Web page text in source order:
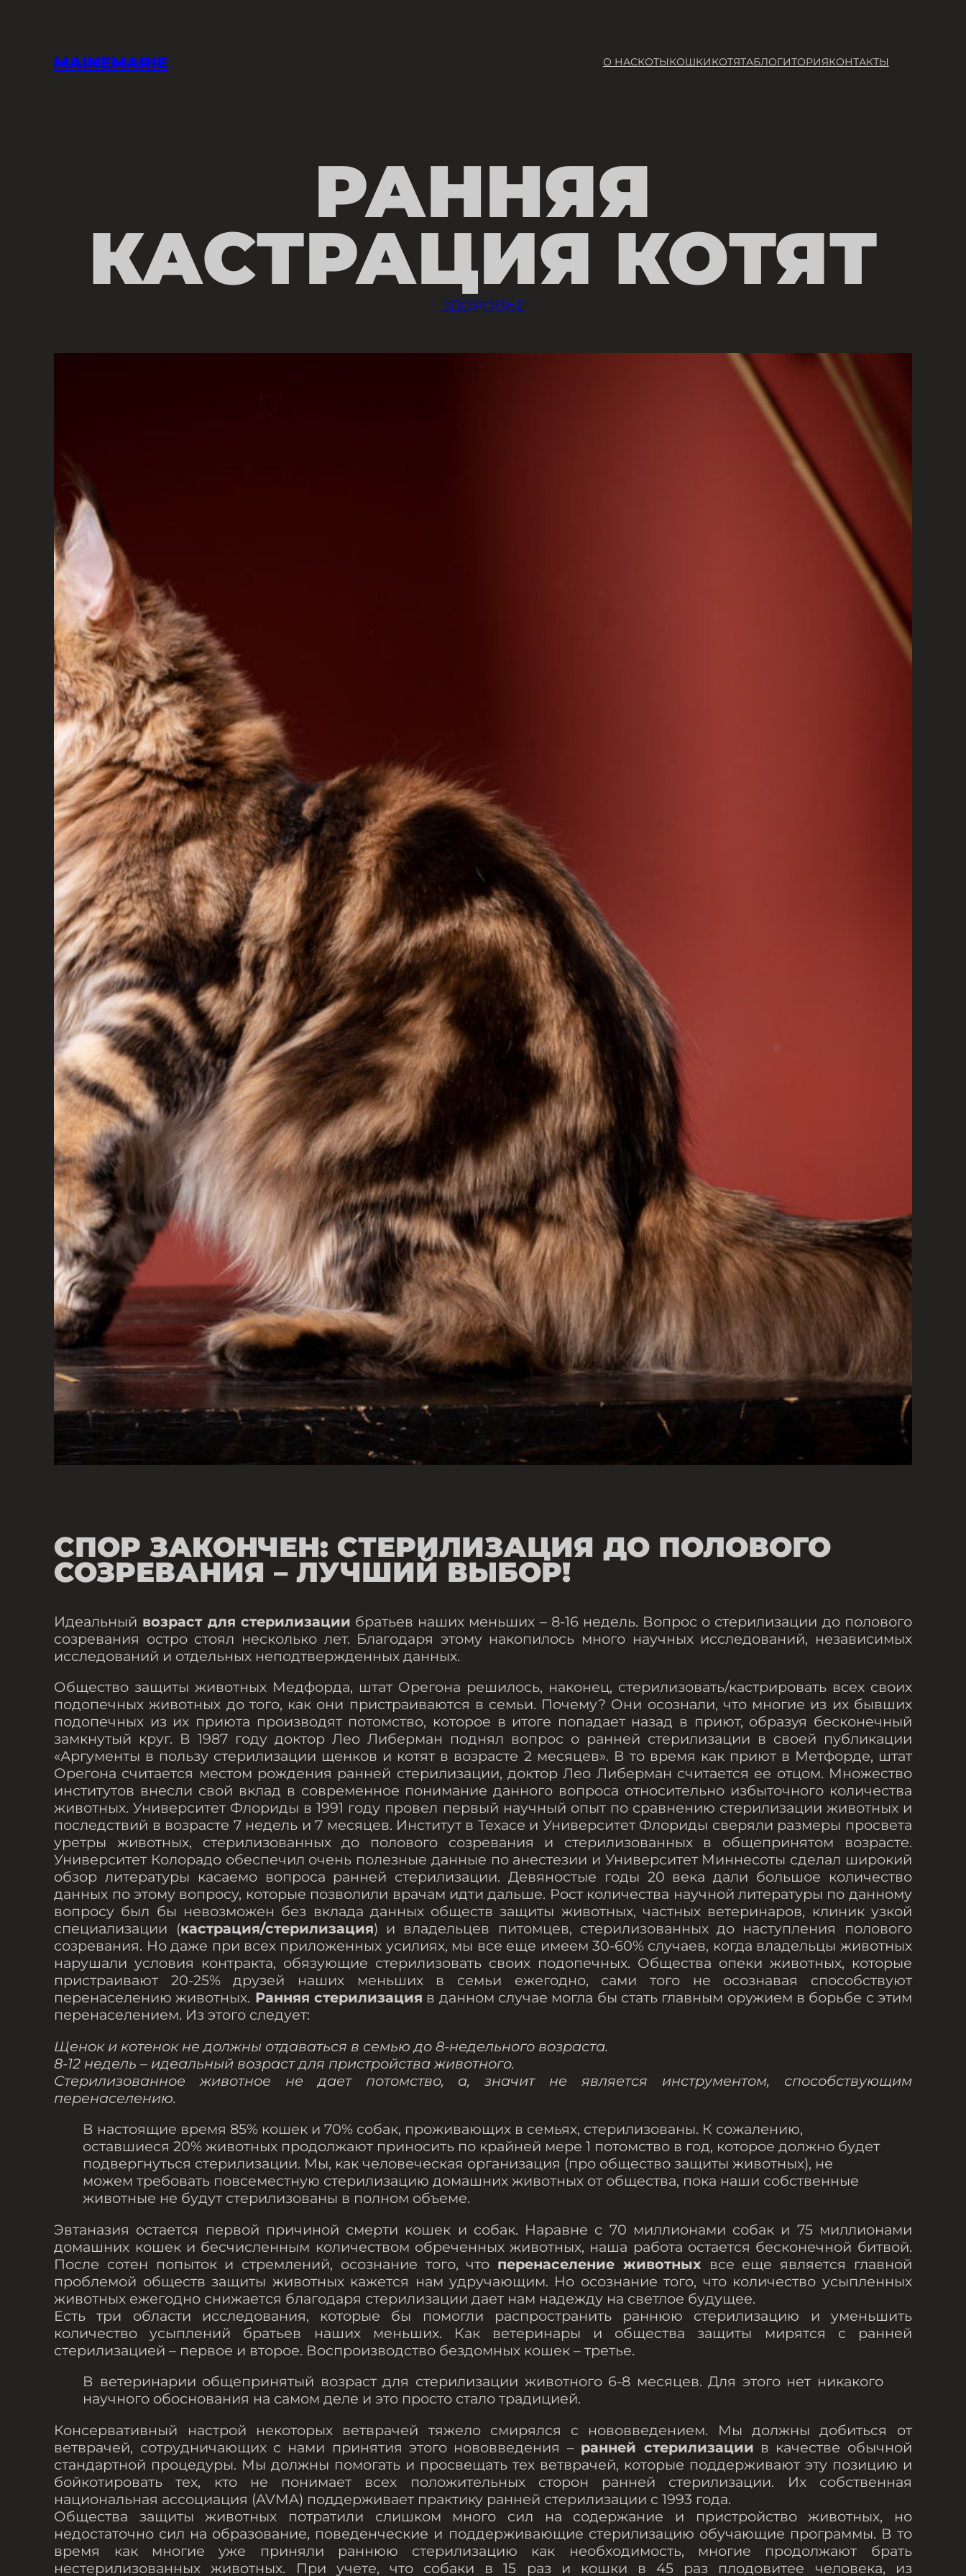
MAINEMARIE О НАСКОТЫКОШКИКОТЯТАБЛОГИТОРИЯКОНТАКТЫ
РАННЯЯ
КАСТРАЦИЯ КОТЯТ
ЗДОРОВЬЕ
СПОР ЗАКОНЧЕН: СТЕРИЛИЗАЦИЯ ДО ПОЛОВОГО
СОЗРЕВАНИЯ – ЛУЧШИЙ ВЫБОР!
Идеальный возраст для стерилизации братьев наших меньших – 8-16 недель. Вопрос о стерилизации до полового
созревания остро стоял несколько лет. Благодаря этому накопилось много научных исследований, независимых
исследований и отдельных неподтвержденных данных.
Общество защиты животных Медфорда, штат Орегона решилось, наконец, стерилизовать/кастрировать всех своих
подопечных животных до того, как они пристраиваются в семьи. Почему? Они осознали, что многие из их бывших
подопечных из их приюта производят потомство, которое в итоге попадает назад в приют, образуя бесконечный
замкнутый круг. В 1987 году доктор Лео Либерман поднял вопрос о ранней стерилизации в своей публикации
«Аргументы в пользу стерилизации щенков и котят в возрасте 2 месяцев». В то время как приют в Метфорде, штат
Орегона считается местом рождения ранней стерилизации, доктор Лео Либерман считается ее отцом. Множество
институтов внесли свой вклад в современное понимание данного вопроса относительно избыточного количества
животных. Университет Флориды в 1991 году провел первый научный опыт по сравнению стерилизации животных и
последствий в возрасте 7 недель и 7 месяцев. Институт в Техасе и Университет Флориды сверяли размеры просвета
уретры животных, стерилизованных до полового созревания и стерилизованных в общепринятом возрасте.
Университет Колорадо обеспечил очень полезные данные по анестезии и Университет Миннесоты сделал широкий
обзор литературы касаемо вопроса ранней стерилизации. Девяностые годы 20 века дали большое количество
данных по этому вопросу, которые позволили врачам идти дальше. Рост количества научной литературы по данному
вопросу был бы невозможен без вклада данных обществ защиты животных, частных ветеринаров, клиник узкой
специализации (кастрация/стерилизация) и владельцев питомцев, стерилизованных до наступления полового
созревания. Но даже при всех приложенных усилиях, мы все еще имеем 30-60% случаев, когда владельцы животных
нарушали условия контракта, обязующие стерилизовать своих подопечных. Общества опеки животных, которые
пристраивают 20-25% друзей наших меньших в семьи ежегодно, сами того не осознавая способствуют
перенаселению животных. Ранняя стерилизация в данном случае могла бы стать главным оружием в борьбе с этим
перенаселением. Из этого следует:
Щенок и котенок не должны отдаваться в семью до 8-недельного возраста.
8-12 недель – идеальный возраст для пристройства животного.
Стерилизованное животное не дает потомство, а, значит не является инструментом, способствующим
перенаселению.
В настоящие время 85% кошек и 70% собак, проживающих в семьях, стерилизованы. К сожалению,
оставшиеся 20% животных продолжают приносить по крайней мере 1 потомство в год, которое должно будет
подвергнуться стерилизации. Мы, как человеческая организация (про общество защиты животных), не
можем требовать повсеместную стерилизацию домашних животных от общества, пока наши собственные
животные не будут стерилизованы в полном объеме.
Эвтаназия остается первой причиной смерти кошек и собак. Наравне с 70 миллионами собак и 75 миллионами
домашних кошек и бесчисленным количеством обреченных животных, наша работа остается бесконечной битвой.
После сотен попыток и стремлений, осознание того, что перенаселение животных все еще является главной
проблемой обществ защиты животных кажется нам удручающим. Но осознание того, что количество усыпленных
животных ежегодно снижается благодаря стерилизации дает нам надежду на светлое будущее.
Есть три области исследования, которые бы помогли распространить раннюю стерилизацию и уменьшить
количество усыплений братьев наших меньших. Как ветеринары и общества защиты мирятся с ранней
стерилизацией – первое и второе. Воспроизводство бездомных кошек – третье.
В ветеринарии общепринятый возраст для стерилизации животного 6-8 месяцев. Для этого нет никакого
научного обоснования на самом деле и это просто стало традицией.
Консервативный настрой некоторых ветврачей тяжело смирялся с нововведением. Мы должны добиться от
ветврачей, сотрудничающих с нами принятия этого нововведения – ранней стерилизации в качестве обычной
стандартной процедуры. Мы должны помогать и просвещать тех ветврачей, которые поддерживают эту позицию и
бойкотировать тех, кто не понимает всех положительных сторон ранней стерилизации. Их собственная
национальная ассоциация (AVMA) поддерживает практику ранней стерилизации с 1993 года.
Общества защиты животных потратили слишком много сил на содержание и пристройство животных, но
недостаточно сил на образование, поведенческие и поддерживающие стерилизацию обучающие программы. В то
время как многие уже приняли раннюю стерилизацию как необходимость, многие продолжают брать
нестерилизованных животных. При учете, что собаки в 15 раз и кошки в 45 раз плодовитее человека, из